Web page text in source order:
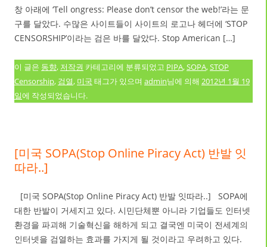
창 아래에 ‘Tell ongress: Please don’t censor the web!’라는 문
구를 달았다. 수많은 사이트들이 사이트의 로고나 헤더에 ‘STOP
CENSORSHIP’이라는 검은 바를 달았다. Stop American […]
이 글은 동향, 저작권 카테고리에 분류되었고 PIPA,SOPA,STOP
Censorship, 검열, 미국 태그가 있으며 admin님에 의해 2012년 1월 19
일에 작성되었습니다.
[미국 SOPA(Stop Online Piracy Act) 반발 잇
따라..]
[미국 SOPA(Stop Online Piracy Act) 반발 잇따라..] SOPA에
대한 반발이 거세지고 있다. 시민단체뿐 아니라 기업들도 인터넷
환경을 파괴해 기술혁신을 해하게 되고 결국엔 미국이 전세계의
인터넷을 검열하는 효과를 가지게 될 것이라고 우려하고 있다.